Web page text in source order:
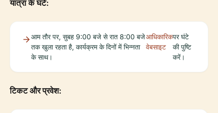
यात्रा के घंटे:
आम तौर पर, सुबह 9:00 बजे से रात 8:00 बजे
तक खुला रहता है, कार्यक्रम के दिनों में भिन्नता
के साथ।
आधिकारिक
वेबसाइट
पर घंटे
की पुष्टि
करें।
टिकट और प्रवेश: